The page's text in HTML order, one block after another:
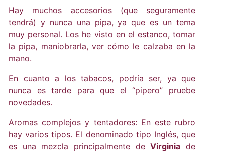
Hay muchos accesorios (que seguramente
tendrá) y nunca una pipa, ya que es un tema
muy personal. Los he visto en el estanco, tomar
la pipa, maniobrarla, ver cómo le calzaba en la
mano.
En cuanto a los tabacos, podría ser, ya que
nunca es tarde para que el “pipero” pruebe
novedades.
Aromas complejos y tentadores: En este rubro
hay varios tipos. El denominado tipo Inglés, que
es una mezcla principalmente deVirginia de